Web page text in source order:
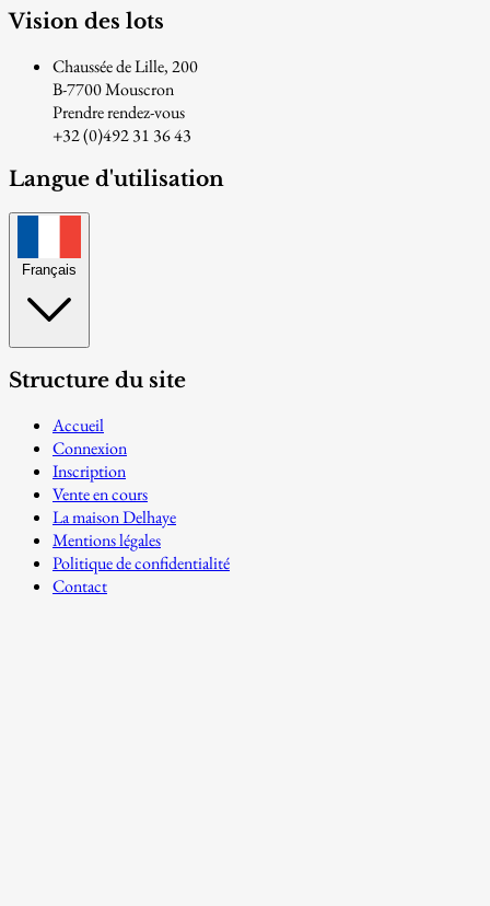
Vision des lots
Chaussée de Lille, 200
B-7700 Mouscron
Prendre rendez-vous
+32 (0)492 31 36 43
Langue d'utilisation
Français
Structure du site
Accueil
Connexion
Inscription
Vente en cours
La maison Delhaye
Mentions légales
Politique de confidentialité
Contact